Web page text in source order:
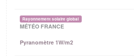
Rayonnement solaire global
MÉTÉO FRANCE
Pyranomètre 1W/m2